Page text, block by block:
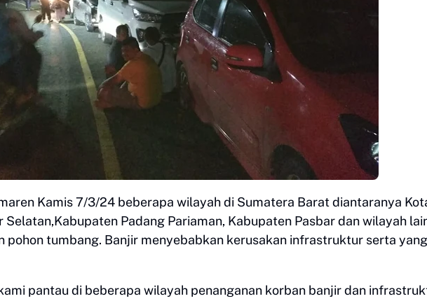
Kamis 7/3/24 beberapa wilayah di Sumatera Barat diantaranya
Selatan,Kabupaten Padang Pariaman, Kabupaten Pasbar dan wilayah
pohon tumbang. Banjir menyebabkan kerusakan infrastruktur serta yang
pantau di beberapa wilayah penanganan korban banjir dan